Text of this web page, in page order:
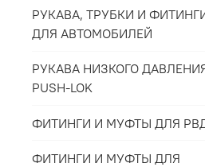
РУКАВА, ТРУБКИ И
ДЛЯ АВТОМОБИЛЕЙ
РУКАВА НИЗКОГО
PUSH-LOK
ФИТИНГИ И МУФТЫ ДЛЯ
ФИТИНГИ И МУФТЫ ДЛЯ